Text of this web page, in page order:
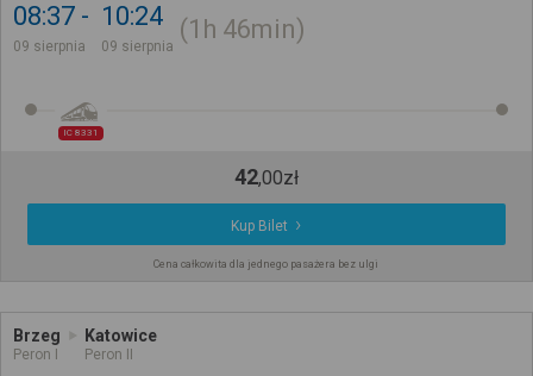
08:37
09 sierpnia
10:24
09 sierpnia
1h 46min
IC 8331
42,00zł
Kup Bilet
Cena całkowita dla jednego pasażera bez ulgi
Brzeg
Peron I
Katowice
Peron II